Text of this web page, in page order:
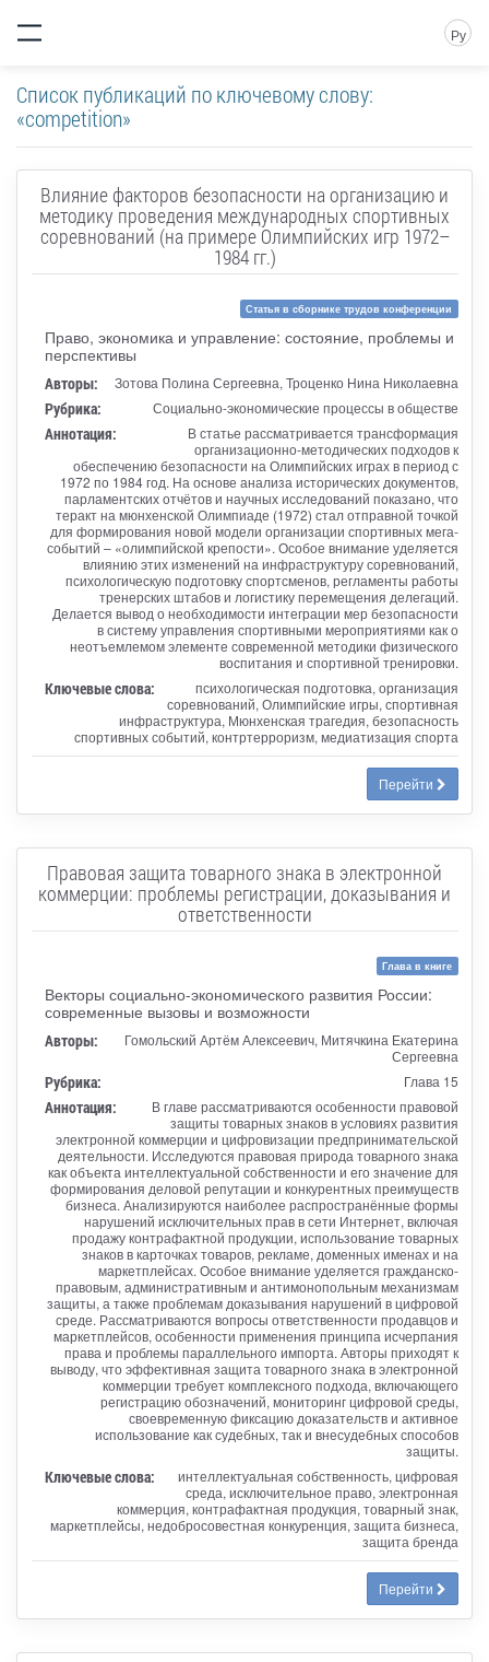
Ру
Список публикаций по ключевому слову:
«competition»
Влияние факторов безопасности на организацию и
методику проведения международных спортивных
соревнований (на примере Олимпийских игр 1972–
1984 гг.)
Статья в сборнике трудов конференции
Право, экономика и управление: состояние, проблемы и
перспективы
Авторы: Зотова Полина Сергеевна, Троценко Нина Николаевна
Рубрика: Социально-экономические процессы в обществе
Аннотация:
В статье рассматривается трансформация
организационно-методических подходов к
обеспечению безопасности на Олимпийских играх в период с
1972 по 1984 год. На основе анализа исторических документов,
парламентских отчётов и научных исследований показано, что
теракт на мюнхенской Олимпиаде (1972) стал отправной точкой
для формирования новой модели организации спортивных мега-
событий – «олимпийской крепости». Особое внимание уделяется
влиянию этих изменений на инфраструктуру соревнований,
психологическую подготовку спортсменов, регламенты работы
тренерских штабов и логистику перемещения делегаций.
Делается вывод о необходимости интеграции мер безопасности
в систему управления спортивными мероприятиями как о
неотъемлемом элементе современной методики физического
воспитания и спортивной тренировки.
Ключевые слова:
психологическая подготовка, организация
соревнований, Олимпийские игры, спортивная
инфраструктура, Мюнхенская трагедия, безопасность
спортивных событий, контртерроризм, медиатизация спорта
Перейти
Правовая защита товарного знака в электронной
коммерции: проблемы регистрации, доказывания и
ответственности
Глава в книге
Векторы социально-экономического развития России:
современные вызовы и возможности
Авторы:
Гомольский Артём Алексеевич, Митячкина Екатерина
Сергеевна
Рубрика: Глава 15
Аннотация:
В главе рассматриваются особенности правовой
защиты товарных знаков в условиях развития
электронной коммерции и цифровизации предпринимательской
деятельности. Исследуются правовая природа товарного знака
как объекта интеллектуальной собственности и его значение для
формирования деловой репутации и конкурентных преимуществ
бизнеса. Анализируются наиболее распространённые формы
нарушений исключительных прав в сети Интернет, включая
продажу контрафактной продукции, использование товарных
знаков в карточках товаров, рекламе, доменных именах и на
маркетплейсах. Особое внимание уделяется гражданско-
правовым, административным и антимонопольным механизмам
защиты, а также проблемам доказывания нарушений в цифровой
среде. Рассматриваются вопросы ответственности продавцов и
маркетплейсов, особенности применения принципа исчерпания
права и проблемы параллельного импорта. Авторы приходят к
выводу, что эффективная защита товарного знака в электронной
коммерции требует комплексного подхода, включающего
регистрацию обозначений, мониторинг цифровой среды,
своевременную фиксацию доказательств и активное
использование как судебных, так и внесудебных способов
защиты.
Ключевые слова:
интеллектуальная собственность, цифровая
среда, исключительное право, электронная
коммерция, контрафактная продукция, товарный знак,
маркетплейсы, недобросовестная конкуренция, защита бизнеса,
защита бренда
Перейти